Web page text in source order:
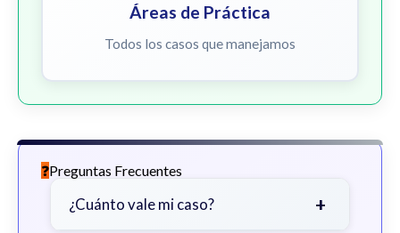
Áreas de Práctica
Todos los casos que manejamos
Preguntas Frecuentes
¿Cuánto vale mi caso? +